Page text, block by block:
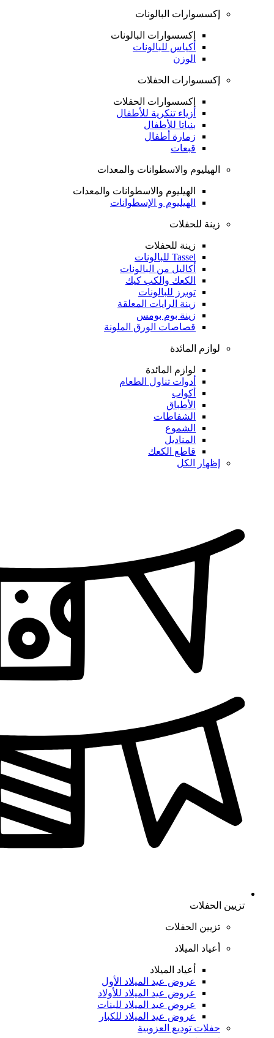
إكسسوارات البالونات
إكسسوارات البالونات
أكياس للبالونات
الوزن
إكسسوارات الحفلات
إكسسوارات الحفلات
أزياء تنكرية للأطفال
بنياتا للأطفال
زمارة أطفال
قبعات
الهيليوم والاسطوانات والمعدات
الهيليوم والاسطوانات والمعدات
الهيليوم و الإسطوانات
زينة للحفلات
زينة للحفلات
Tassel للبالونات
أكاليل من البالونات
الكعك والكب كيك
توبرز للبالونات
زينة الرايات المعلقة
زينة بوم بومس
قصاصات الورق الملونة
لوازم المائدة
لوازم المائدة
أدوات تناول الطعام
أكواب
الأطباق
الشفاطات
الشموع
المناديل
قاطع الكعك
إظهار الكل
تزيين الحفلات
تزيين الحفلات
أعياد الميلاد
أعياد الميلاد
عروض عيد الميلاد الأول
عروض عيد الميلاد للأولاد
عروض عيد الميلاد للبنات
عروض عيد الميلاد للكبار
حفلات توديع العزوبية